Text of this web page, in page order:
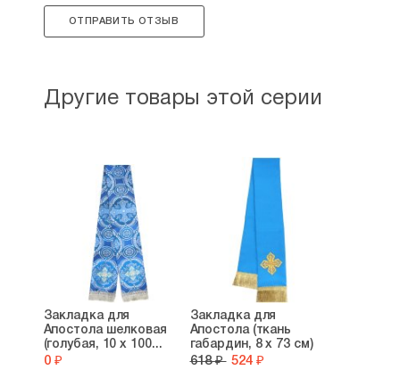
ОТПРАВИТЬ ОТЗЫВ
Другие товары этой серии
Закладка для
Апостола шелковая
(голубая, 10 х 100...
0 ₽
Закладка для
Апостола (ткань
габардин, 8 х 73 см)
618 ₽ 524 ₽